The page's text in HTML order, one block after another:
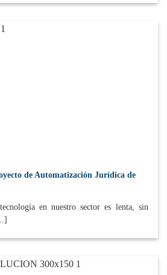
de Automatización Jurídica de
en nuestro sector es lenta, sin